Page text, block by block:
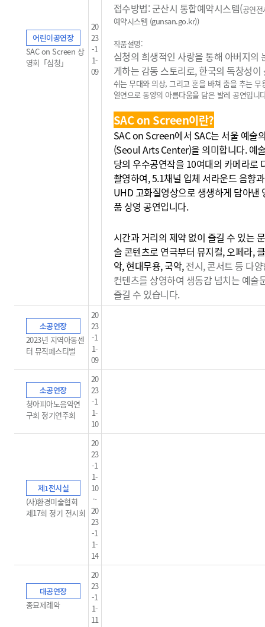
어린이공연장
SAC on Screen 상
영회「심청」
20
23
-1
1-
09
접수방법: 군산시 통합예약시스템(공연
예약시스템 (gunsan.go.kr))
작품설명:
심청의 희생적인 사랑을 통해 아버지의
게하는 감동 스토리로, 한국의 독창성이
쉬는 무대와 의상, 그리고 혼을 바쳐 춤을 추는 무
열연으로 동양의 아름다움을 담은 발레 공연입니
SAC on Screen이란?
SAC on Screen에서 SAC는 서울 예술
(Seoul Arts Center)을 의미합니다. 예
당의 우수공연작을 10여대의 카메라로
촬영하여, 5.1채널 입체 서라운드 음향
UHD 고화질영상으로 생생하게 담아낸
품 상영 공연입니다.
시간과 거리의 제약 없이 즐길 수 있는
술 콘텐츠로 연극부터 뮤지컬, 오페라,
악, 현대무용, 국악,전시, 콘서트 등 다
컨텐츠를 상영하여 생동감 넘치는 예술
즐길 수 있습니다.
소공연장
2023년 지역아동센
터 뮤직페스티벌
20
23
-1
1-
09
소공연장
청아피아노음악연
구회 정기연주회
20
23
-1
1-
10
제1전시실
(사)환경미술협회
제17회 정기 전시회
20
23
-1
1-
10
~
20
23
-1
1-
14
대공연장
종묘제례악
20
23
-1
1-
11